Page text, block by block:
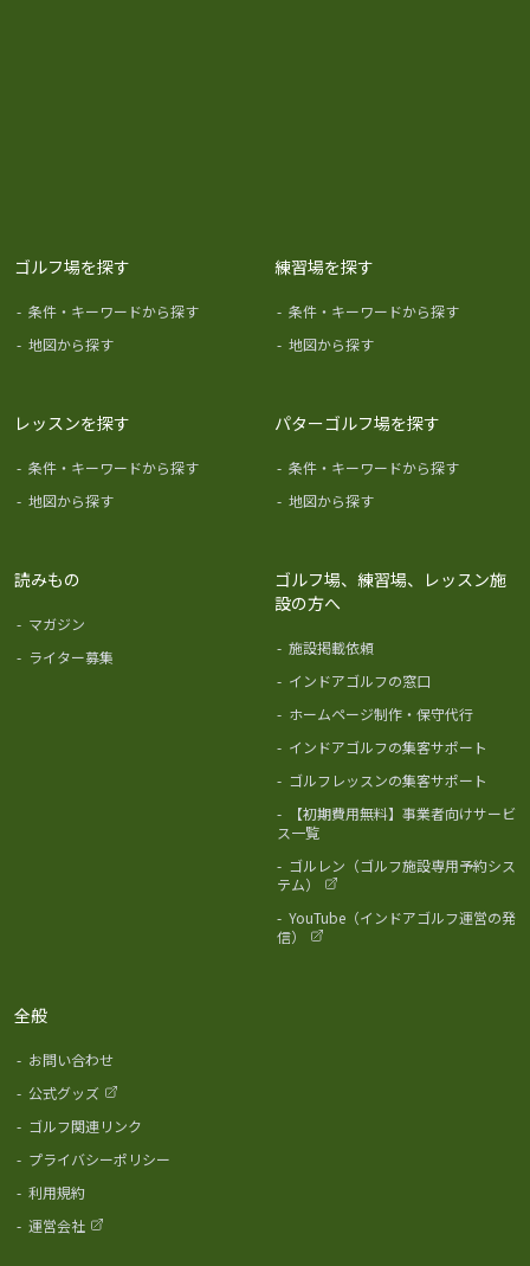
ゴルフ場を探す
- 条件・キーワードから探す
- 地図から探す
練習場を探す
- 条件・キーワードから探す
- 地図から探す
レッスンを探す
- 条件・キーワードから探す
- 地図から探す
パターゴルフ場を探す
- 条件・キーワードから探す
- 地図から探す
読みもの
- マガジン
- ライター募集
ゴルフ場、練習場、レッスン施
設の方へ
- 施設掲載依頼
- インドアゴルフの窓口
- ホームページ制作・保守代行
- インドアゴルフの集客サポート
- ゴルフレッスンの集客サポート
-
【初期費用無料】事業者向けサービ
ス一覧
- ゴルレン（ゴルフ施設専用予約シス
テム）
- YouTube（インドアゴルフ運営の発
信）
全般
- お問い合わせ
- 公式グッズ
- ゴルフ関連リンク
- プライバシーポリシー
- 利用規約
- 運営会社